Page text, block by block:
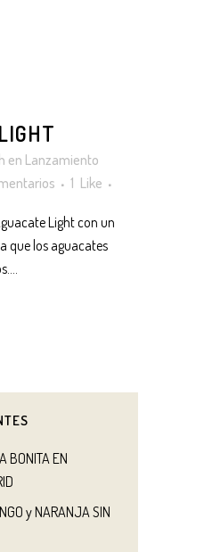
en Lanzamiento
1 Like
Light con un
que los aguacates
BONITA EN
y NARANJA SIN